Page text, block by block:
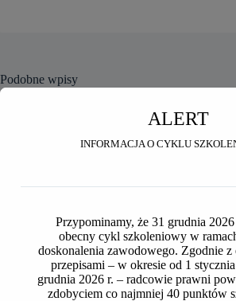
Podobne wpisy
ALERT
INFORMACJA O CYKLU
Przypominamy, że 31 grudnia
obecny cykl szkoleniowy w
doskonalenia zawodowego. Zgodnie
przepisami – w okresie od 1
grudnia 2026 r. – radcowie prawni
zdobyciem co najmniej 40 punktów